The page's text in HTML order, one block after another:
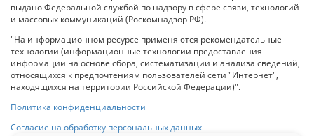
выдано Федеральной службой по надзору в сфере связи, технологий
и массовых коммуникаций (Роскомнадзор РФ).
"На информационном ресурсе применяются рекомендательные
технологии (информационные технологии предоставления
информации на основе сбора, систематизации и анализа сведений,
относящихся к предпочтениям пользователей сети "Интернет",
находящихся на территории Российской Федерации)".
Политика конфиденциальности
Согласие на обработку персональных данных